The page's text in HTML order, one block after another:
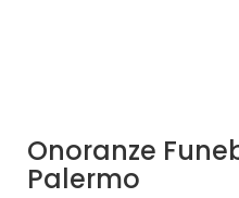
Onoranze
Palermo